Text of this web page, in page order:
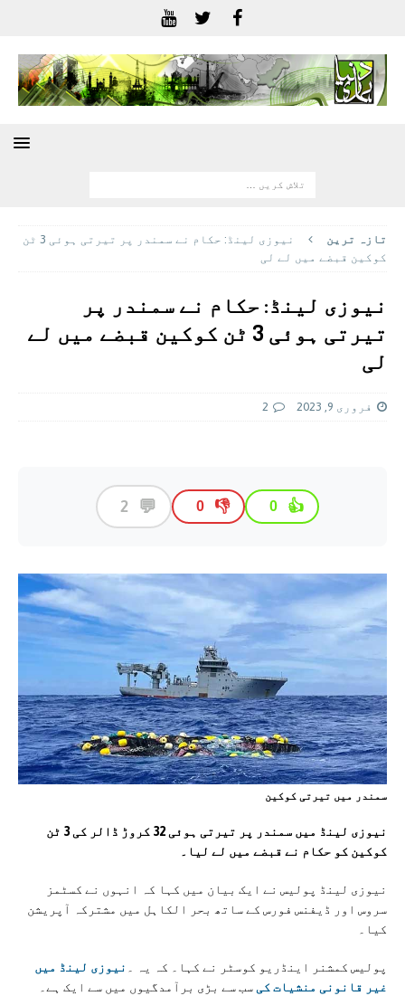
تازہ ترين
نیوزی لینڈ: حکام نے سمندر پر تیرتی ہوئی 3 ٹن
کوکین قبضے میں لے لی
نیوزی لینڈ: حکام نے سمندر پر
تیرتی ہوئی 3 ٹن کوکین قبضے میں لے
لی
فروری 9, 2023 2
👍
0
👎
0
💬
2
سمندر ميں تيرتی کوکين
نیوزی لینڈ میں سمندر پر تیرتی ہوئی 32 کروڑ ڈالر کی 3 ٹن
کوکین کو حکام نے قبضے میں لے لیا۔
نیوزی لینڈ پولیس نے ایک بیان میں کہا کہ انہوں نے کسٹمز
سروس اور ڈیفنس فورس کے ساتھ بحر الکاہل میں مشترکہ آپریشن
کیا۔
پولیس کمشنر اینڈریو کوسٹر نے کہا۔ کہ یہ ۔
نیوزی لینڈ میں
غیر قانونی منشیات کی سب سے بڑی برآمدگیوں میں سے ایک ہے۔